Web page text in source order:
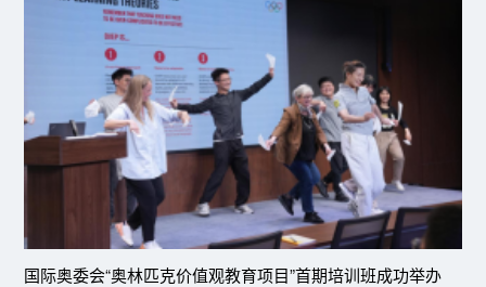
国际奥委会“奥林匹克价值观教育项目”首期培训班成功举办